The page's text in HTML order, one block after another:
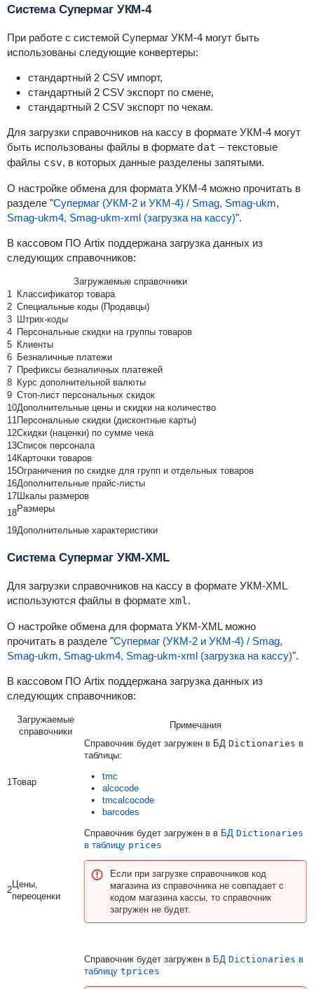
Система Супермаг УКМ-4
При работе с системой Супермаг УКМ-4 могут быть
использованы следующие конвертеры:
стандартный 2 CSV импорт,
стандартный 2 CSV экспорт по смене,
стандартный 2 CSV экспорт по чекам.
Для загрузки справочников на кассу в формате УКМ-4 могут
быть использованы файлы в формате dat – текстовые
файлы csv, в которых данные разделены запятыми.
О настройке обмена для формата УКМ-4 можно прочитать в
разделе "Супермаг (УКМ-2 и УКМ-4) / Smag, Smag-ukm,
Smag-ukm4, Smag-ukm-xml (загрузка на кассу)".
В кассовом ПО Artix поддержана загрузка данных из
следующих справочников:
Загружаемые справочники
1
Классификатор товара
2 Специальные коды (Продавцы)
3
Штрих-коды
4
Персональные скидки на группы товаров
5
Клиенты
6
Безналичные платежи
7
Префиксы безналичных платежей
8
Курс дополнительной валюты
9 Стоп-лист персональных скидок
10Дополнительные цены и скидки на количество
11Персональные скидки (дисконтные карты)
12Скидки (наценки) по сумме чека
13Список персонала
14Карточки товаров
15Ограничения по скидке для групп и отдельных товаров
16Дополнительные прайс-листы
17Шкалы размеров
18Размеры
19Дополнительные характеристики
Система Супермаг УКМ-XML
Для загрузки справочников на кассу в формате УКМ-XML
используются файлы в формате xml.
О настройке обмена для формата УКМ-XML можно
прочитать в разделе "Супермаг (УКМ-2 и УКМ-4) / Smag,
Smag-ukm, Smag-ukm4, Smag-ukm-xml (загрузка на кассу)".
В кассовом ПО Artix поддержана загрузка данных из
следующих справочников:
Загружаемые
справочники
Примечания
1Товар
Справочник будет загружен в БД Dictionaries в
таблицы:
tmc
alcocode
tmcalcocode
barcodes
2
Цены,
переоценки
Справочник будет загружен в в БД Dictionaries
в таблицу prices
Если при загрузке справочников код
магазина из справочника не совпадает с
кодом магазина кассы, то справочник
загружен не будет.
Справочник будет загружен в БД Dictionaries в
таблицу tprices